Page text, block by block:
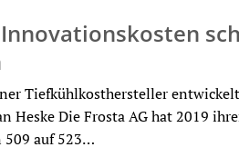
Tiefkühlkosthersteller
Heske Die Frosta AG hat 2019
509 auf 523…